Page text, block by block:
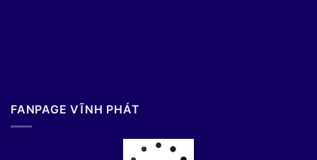
FANPAGE VĨNH PHÁT